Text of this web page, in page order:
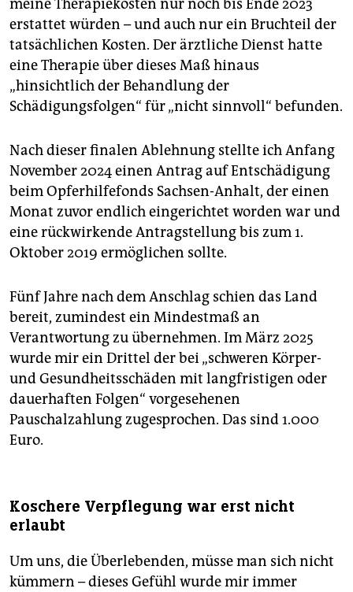
meine Therapiekosten nur noch bis Ende 2023
erstattet würden – und auch nur ein Bruchteil der
tatsächlichen Kosten. Der ärztliche Dienst hatte
eine Therapie über dieses Maß hinaus
„hinsichtlich der Behandlung der
Schädigungsfolgen“ für „nicht sinnvoll“ befunden.
Nach dieser finalen Ablehnung stellte ich Anfang
November 2024 einen Antrag auf Entschädigung
beim Opferhilfefonds Sachsen-Anhalt, der einen
Monat zuvor endlich eingerichtet worden war und
eine rückwirkende Antragstellung bis zum 1.
Oktober 2019 ermöglichen sollte.
Fünf Jahre nach dem Anschlag schien das Land
bereit, zumindest ein Mindestmaß an
Verantwortung zu übernehmen. Im März 2025
wurde mir ein Drittel der bei „schweren Körper-
und Gesundheitsschäden mit langfristigen oder
dauerhaften Folgen“ vorgesehenen
Pauschalzahlung zugesprochen. Das sind 1.000
Euro.
Koschere Verpflegung war erst nicht
erlaubt
Um uns, die Überlebenden, müsse man sich nicht
kümmern – dieses Gefühl wurde mir immer